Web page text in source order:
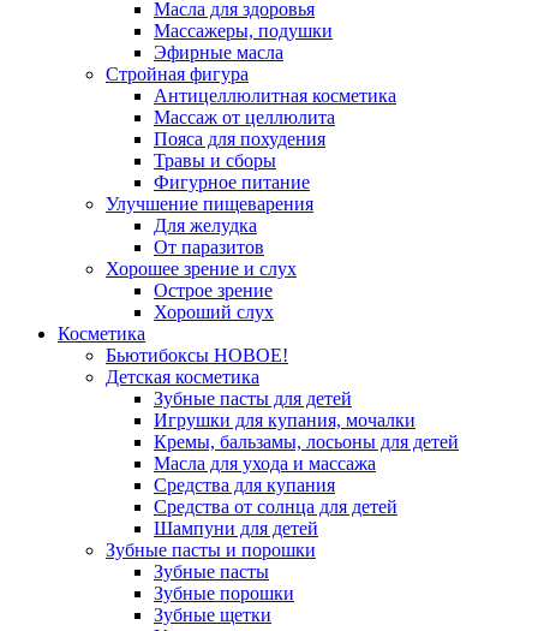
Масла для здоровья
Массажеры, подушки
Эфирные масла
Стройная фигура
Антицеллюлитная косметика
Массаж от целлюлита
Пояса для похудения
Травы и сборы
Фигурное питание
Улучшение пищеварения
Для желудка
От паразитов
Хорошее зрение и слух
Острое зрение
Хороший слух
Косметика
Бьютибоксы НОВОЕ!
Детская косметика
Зубные пасты для детей
Игрушки для купания, мочалки
Кремы, бальзамы, лосьоны для детей
Масла для ухода и массажа
Средства для купания
Средства от солнца для детей
Шампуни для детей
Зубные пасты и порошки
Зубные пасты
Зубные порошки
Зубные щетки